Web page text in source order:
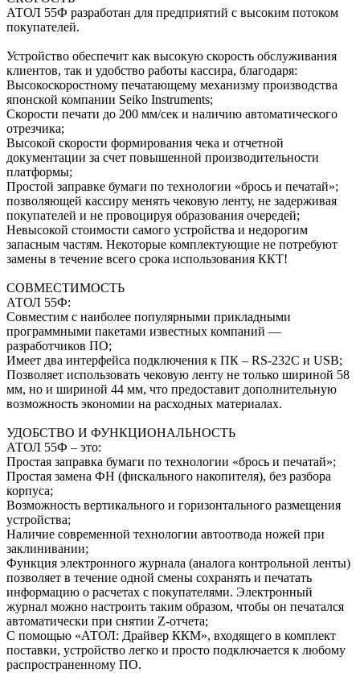
АТОЛ 55Ф разработан для предприятий с высоким потоком
покупателей.
Устройство обеспечит как высокую скорость обслуживания
клиентов, так и удобство работы кассира, благодаря:
Высокоскоростному печатающему механизму производства
японской компании Seiko Instruments;
Скорости печати до 200 мм/сек и наличию автоматического
отрезчика;
Высокой скорости формирования чека и отчетной
документации за счет повышенной производительности
платформы;
Простой заправке бумаги по технологии «брось и печатай»;
позволяющей кассиру менять чековую ленту, не задерживая
покупателей и не провоцируя образования очередей;
Невысокой стоимости самого устройства и недорогим
запасным частям. Некоторые комплектующие не потребуют
замены в течение всего срока использования ККТ!
СОВМЕСТИМОСТЬ
АТОЛ 55Ф:
Совместим с наиболее популярными прикладными
программными пакетами известных компаний —
разработчиков ПО;
Имеет два интерфейса подключения к ПК – RS-232C и USB;
Позволяет использовать чековую ленту не только шириной 58
мм, но и шириной 44 мм, что предоставит дополнительную
возможность экономии на расходных материалах.
УДОБСТВО И ФУНКЦИОНАЛЬНОСТЬ
АТОЛ 55Ф – это:
Простая заправка бумаги по технологии «брось и печатай»;
Простая замена ФН (фискального накопителя), без разбора
корпуса;
Возможность вертикального и горизонтального размещения
устройства;
Наличие современной технологии автоотвода ножей при
заклинивании;
Функция электронного журнала (аналога контрольной ленты)
позволяет в течение одной смены сохранять и печатать
информацию о расчетах с покупателями. Электронный
журнал можно настроить таким образом, чтобы он печатался
автоматически при снятии Z-отчета;
С помощью «АТОЛ: Драйвер ККМ», входящего в комплект
поставки, устройство легко и просто подключается к любому
распространенному ПО.